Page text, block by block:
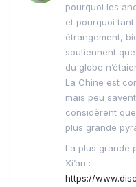
pourquoi les
et pourquoi tant
étrangement,
soutiennent
du globe
La Chine est
mais peu
considèrent
plus grande
La plus grande
Xi’an :
https://